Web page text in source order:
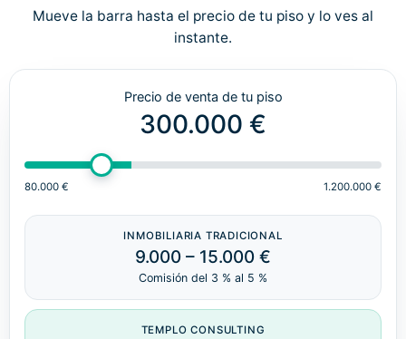
Mueve la barra hasta el precio de tu piso y lo ves al
instante.
Precio de venta de tu piso
300.000 €
80.000 € 1.200.000 €
INMOBILIARIA TRADICIONAL
9.000 – 15.000 €
Comisión del 3 % al 5 %
TEMPLO CONSULTING